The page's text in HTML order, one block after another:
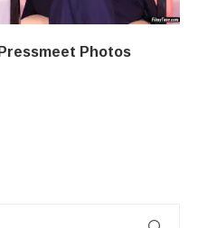
Photos